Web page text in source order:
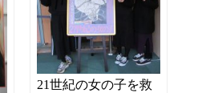
21世紀の女の子を救